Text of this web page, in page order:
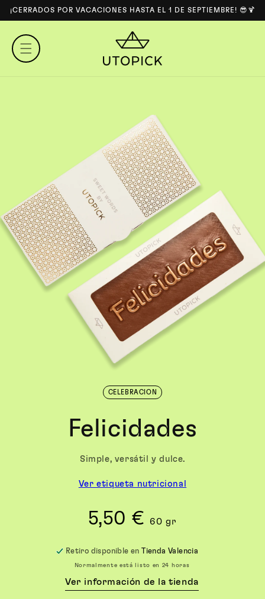
DIRECTAMENTE
¡CERRADOS POR VACACIONES HASTA EL 1 DE SEPTIEMBRE! 😎🍹
CELEBRACION
Felicidades
Simple, versátil y dulce.
Ver etiqueta nutricional
Precio
5,50 € 60 gr
Retiro disponible enTienda Valencia
Normalmente está listo en 24 horas
Ver información de la tienda